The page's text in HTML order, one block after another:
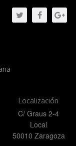
Localización
C/ Graus 2-4
Local
50010 Zaragoza